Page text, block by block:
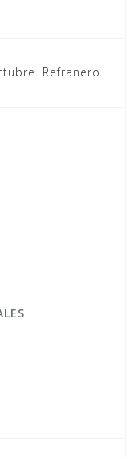
Refranero